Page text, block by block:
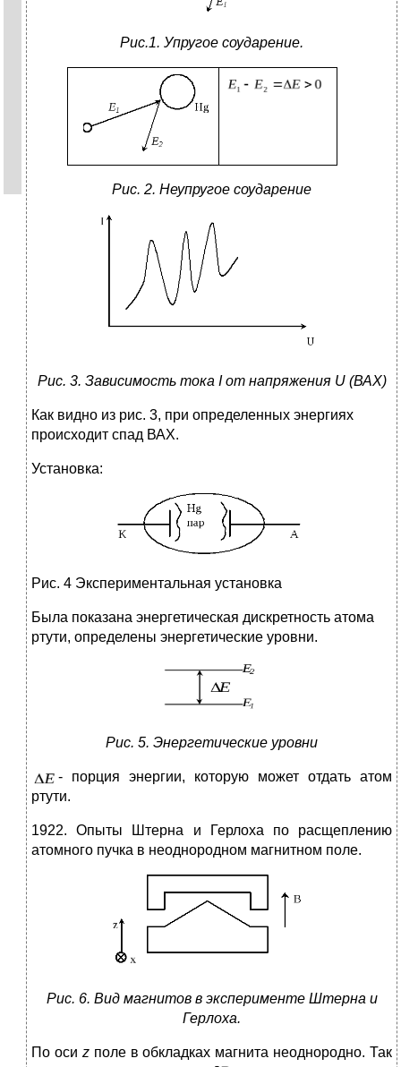
Рис.1. Упругое соударение.
Рис. 2. Неупругое соударение
Рис. 3. Зависимость тока Iот напряжения U(ВАХ)
Как видно из рис. 3, при определенных энергиях
происходит спад ВАХ.
Установка:
Рис. 4 Экспериментальная установка
Была показана энергетическая дискретность атома
ртути, определены энергетические уровни.
Рис. 5. Энергетические уровни
- порция энергии, которую может отдать атом
ртути.
1922. Опыты Штерна и Герлоха по расщеплению
атомного пучка в неоднородном магнитном поле.
Рис. 6. Вид магнитов в эксперименте Штерна и
Герлоха.
По оси zполе в обкладках магнита неоднородно. Так